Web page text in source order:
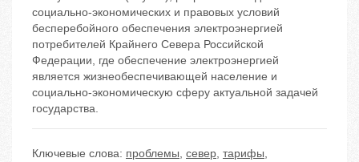
социально-экономических и правовых условий
бесперебойного обеспечения электроэнергией
потребителей Крайнего Севера Российской
Федерации, где обеспечение электроэнергией
является жизнеобеспечивающей население и
социально-экономическую сферу актуальной задачей
государства.
Ключевые слова: проблемы, север, тарифы,